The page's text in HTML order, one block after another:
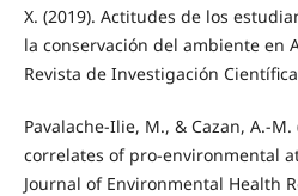
X. (2019). Actitudes de los
la conservación del ambiente en
Revista de Investigación
Pavalache-Ilie, M., & Cazan, A.-
correlates of pro-environmental
Journal of Environmental Health